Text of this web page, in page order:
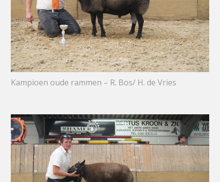
Kampioen oude rammen – R. Bos/ H. de Vries